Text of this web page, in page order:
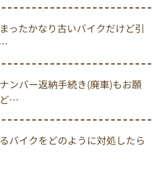
ったかなり古いバイクだけど引
ンバー返納手続き(廃車)もお願
ど…
バイクをどのように対処したら